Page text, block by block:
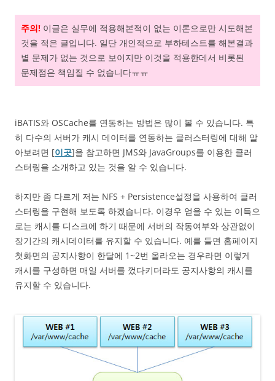
주의! 이글은 실무에 적용해본적이 없는 이론으로만 시도해본
것을 적은 글입니다. 일단 개인적으로 부하테스트를 해본결과
별 문제가 없는 것으로 보이지만 이것을 적용한데서 비롯된
문제점은 책임질 수 없습니다ㅠㅠ
iBATIS와 OSCache를 연동하는 방법은 많이 볼 수 있습니다. 특
히 다수의 서버가 캐시 데이터를 연동하는 클러스터링에 대해 알
아보려면 [이곳]을 참고하면 JMS와 JavaGroups를 이용한 클러
스터링을 소개하고 있는 것을 알 수 있습니다.
하지만 좀 다르게 저는 NFS + Persistence설정을 사용하여 클러
스터링을 구현해 보도록 하겠습니다. 이경우 얻을 수 있는 이득으
로는 캐시를 디스크에 하기 때문에 서버의 작동여부와 상관없이
장기간의 캐시데이터를 유지할 수 있습니다. 예를 들면 홈페이지
첫화면의 공지사항이 한달에 1~2번 올라오는 경우라면 이렇게
캐시를 구성하면 매일 서버를 껐다키더라도 공지사항의 캐시를
유지할 수 있습니다.